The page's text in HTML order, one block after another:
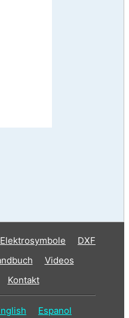
Elektrosymbole
DXF
Videos
Kontakt
Espanol